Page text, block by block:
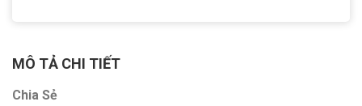
MÔ TẢ CHI TIẾT
Chia Sẻ